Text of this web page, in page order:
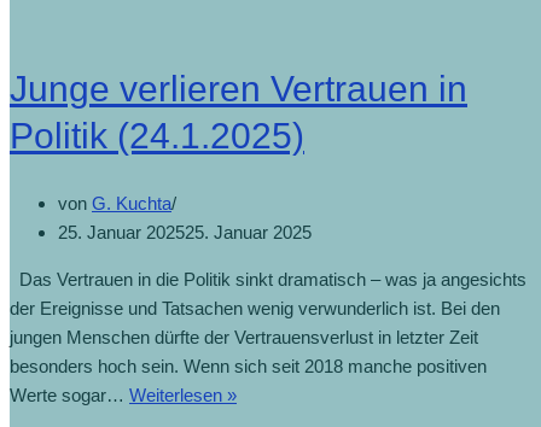
Junge verlieren Vertrauen in
Politik (24.1.2025)
von G. Kuchta
25. Januar 202525. Januar 2025
Das Vertrauen in die Politik sinkt dramatisch – was ja angesichts
der Ereignisse und Tatsachen wenig verwunderlich ist. Bei den
jungen Menschen dürfte der Vertrauensverlust in letzter Zeit
besonders hoch sein. Wenn sich seit 2018 manche positiven
Werte sogar… Weiterlesen »